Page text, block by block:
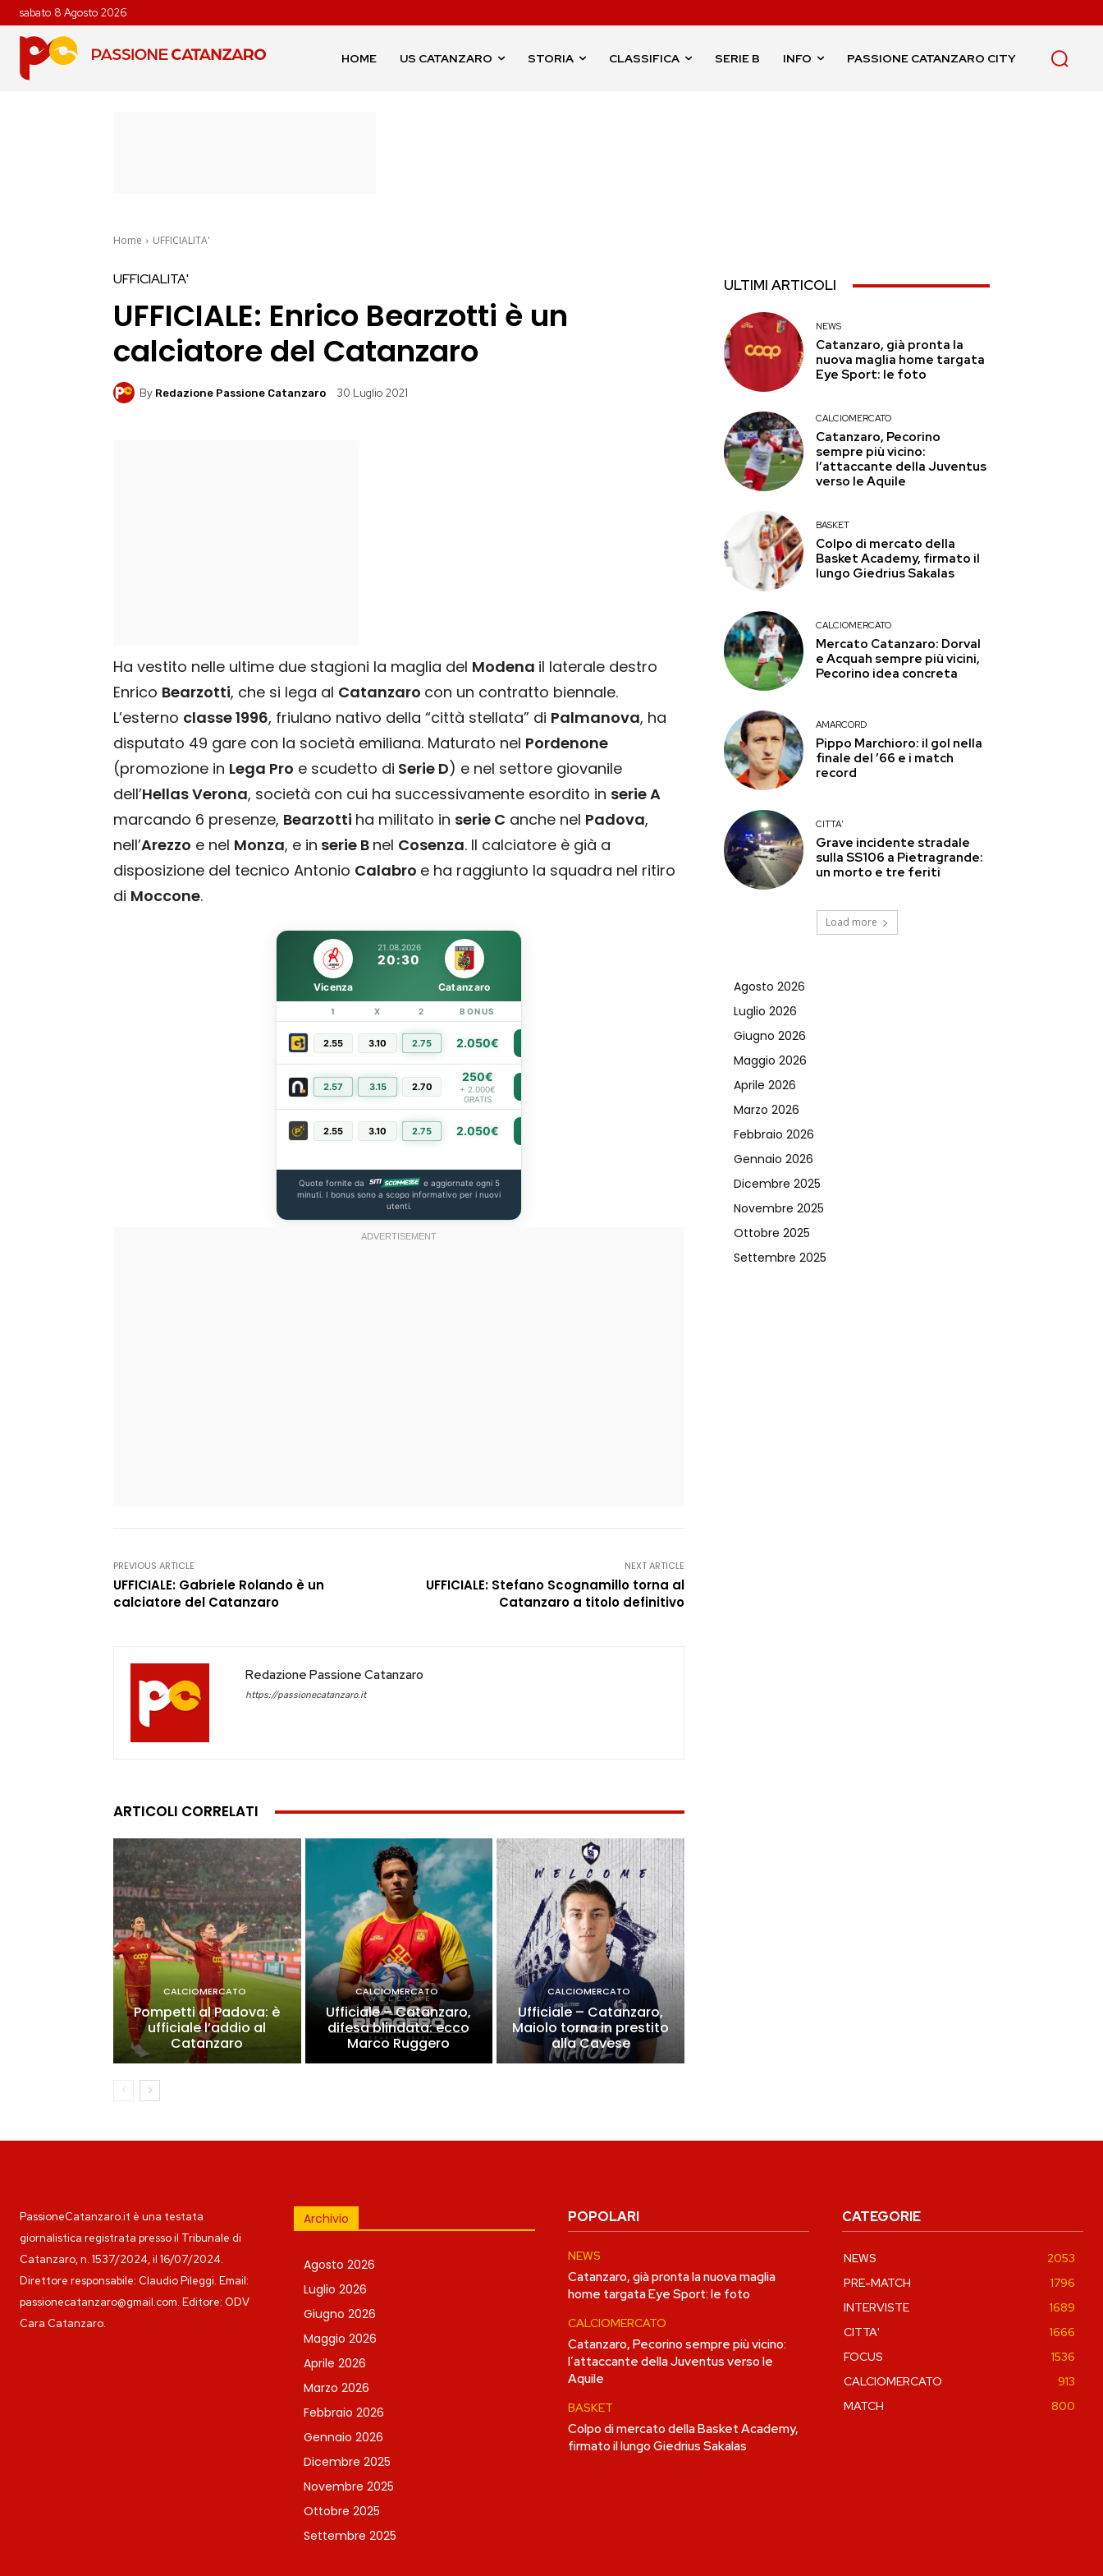
sabato 8 Agosto 2026
HOME US CATANZARO STORIA CLASSIFICA SERIE B INFO PASSIONE CATANZARO CITY
Home UFFICIALITA'
UFFICIALITA'
UFFICIALE: Enrico Bearzotti è un
calciatore del Catanzaro
By Redazione Passione Catanzaro 30 Luglio 2021
Ha vestito nelle ultime due stagioni la maglia del Modena il laterale destro
Enrico Bearzotti, che si lega al Catanzaro con un contratto biennale.
L’esterno classe 1996, friulano nativo della “città stellata” di Palmanova, ha
disputato 49 gare con la società emiliana. Maturato nel Pordenone
(promozione in Lega Pro e scudetto di Serie D) e nel settore giovanile
dell’Hellas Verona, società con cui ha successivamente esordito in serie A
marcando 6 presenze, Bearzotti ha militato in serie C anche nel Padova,
nell’Arezzo e nel Monza, e in serie B nel Cosenza. Il calciatore è già a
disposizione del tecnico Antonio Calabro e ha raggiunto la squadra nel ritiro
di Moccone.
21.08.2026
20:30
Vicenza Catanzaro
1 X 2 BONUS
2.55 3.10 2.75 2.050€
2.57 3.15 2.70
250€
+ 2.000€
GRATIS
2.55 3.10 2.75 2.050€
Quote fornite da
e aggiornate ogni 5
minuti. I bonus sono a scopo informativo per i nuovi
utenti.
PREVIOUS ARTICLE
UFFICIALE: Gabriele Rolando è un
calciatore del Catanzaro
NEXT ARTICLE
UFFICIALE: Stefano Scognamillo torna al
Catanzaro a titolo definitivo
Redazione Passione Catanzaro
https://passionecatanzaro.it
ARTICOLI CORRELATI
CALCIOMERCATO
Pompetti al Padova: è
ufficiale l’addio al
Catanzaro
CALCIOMERCATO
Ufficiale – Catanzaro,
difesa blindata: ecco
Marco Ruggero
CALCIOMERCATO
Ufficiale – Catanzaro,
Maiolo torna in prestito
alla Cavese
ULTIMI ARTICOLI
NEWS
Catanzaro, già pronta la
nuova maglia home targata
Eye Sport: le foto
CALCIOMERCATO
Catanzaro, Pecorino
sempre più vicino:
l’attaccante della Juventus
verso le Aquile
BASKET
Colpo di mercato della
Basket Academy, firmato il
lungo Giedrius Sakalas
CALCIOMERCATO
Mercato Catanzaro: Dorval
e Acquah sempre più vicini,
Pecorino idea concreta
AMARCORD
Pippo Marchioro: il gol nella
finale del ’66 e i match
record
CITTA'
Grave incidente stradale
sulla SS106 a Pietragrande:
un morto e tre feriti
Load more
Agosto 2026
Luglio 2026
Giugno 2026
Maggio 2026
Aprile 2026
Marzo 2026
Febbraio 2026
Gennaio 2026
Dicembre 2025
Novembre 2025
Ottobre 2025
Settembre 2025
PassioneCatanzaro.it è una testata
giornalistica registrata presso il Tribunale di
Catanzaro, n. 1537/2024, il 16/07/2024.
Direttore responsabile: Claudio Pileggi. Email:
passionecatanzaro@gmail.com. Editore: ODV
Cara Catanzaro.
Archivio
Agosto 2026
Luglio 2026
Giugno 2026
Maggio 2026
Aprile 2026
Marzo 2026
Febbraio 2026
Gennaio 2026
Dicembre 2025
Novembre 2025
Ottobre 2025
Settembre 2025
POPOLARI
NEWS
Catanzaro, già pronta la nuova maglia
home targata Eye Sport: le foto
CALCIOMERCATO
Catanzaro, Pecorino sempre più vicino:
l’attaccante della Juventus verso le
Aquile
BASKET
Colpo di mercato della Basket Academy,
firmato il lungo Giedrius Sakalas
CATEGORIE
NEWS
2053
PRE-MATCH
1796
INTERVISTE
1689
CITTA'
1666
FOCUS
1536
CALCIOMERCATO
913
MATCH
800